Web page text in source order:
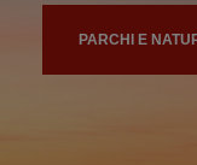
PARCHI E